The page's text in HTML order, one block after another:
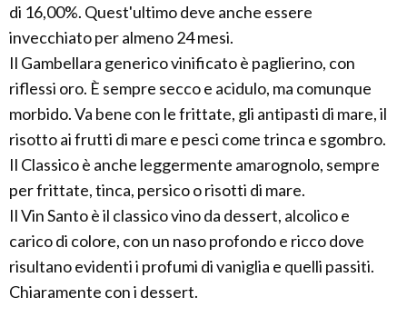
di 16,00%. Quest'ultimo deve anche essere
invecchiato per almeno 24 mesi.
Il Gambellara generico vinificato è paglierino, con
riflessi oro. È sempre secco e acidulo, ma comunque
morbido. Va bene con le frittate, gli antipasti di mare, il
risotto ai frutti di mare e pesci come trinca e sgombro.
Il Classico è anche leggermente amarognolo, sempre
per frittate, tinca, persico o risotti di mare.
Il Vin Santo è il classico vino da dessert, alcolico e
carico di colore, con un naso profondo e ricco dove
risultano evidenti i profumi di vaniglia e quelli passiti.
Chiaramente con i dessert.